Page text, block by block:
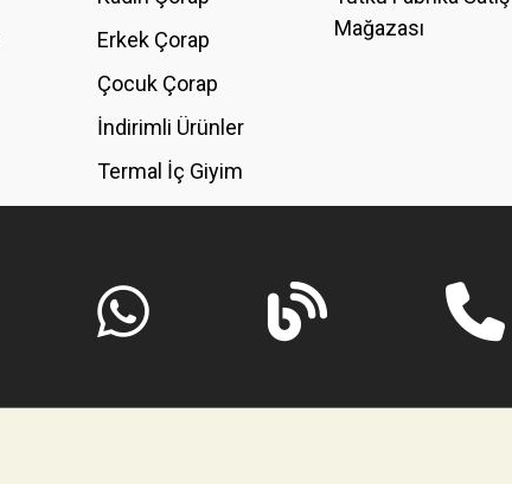
Erkek Çorap
Çocuk Çorap
İndirimli Ürünler
Termal İç Giyim
Mağazası